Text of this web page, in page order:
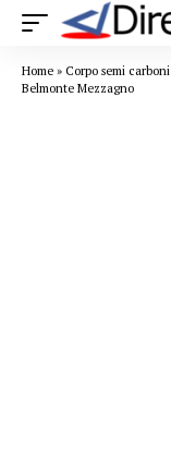
Home » Corpo semi
Belmonte Mezzagno